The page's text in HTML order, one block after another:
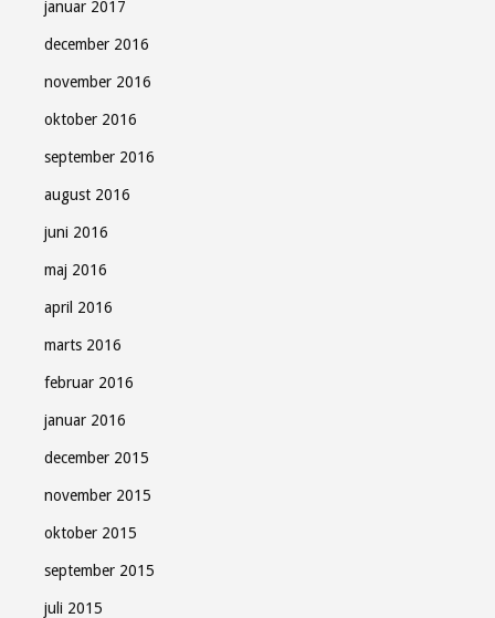
januar 2017
december 2016
november 2016
oktober 2016
september 2016
august 2016
juni 2016
maj 2016
april 2016
marts 2016
februar 2016
januar 2016
december 2015
november 2015
oktober 2015
september 2015
juli 2015